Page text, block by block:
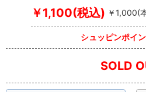
￥1,100(税込) ￥1,000(
シュッピンポイ
SOLD